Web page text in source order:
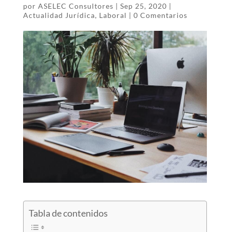
por ASELEC Consultores | Sep 25, 2020 |
Actualidad Jurídica, Laboral | 0 Comentarios
Tabla de contenidos